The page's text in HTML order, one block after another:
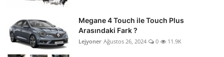
Karşılaştırmalar
Kronik Sorunlar
Bakım & Arıza Çözümleri
Megane 4 Touch ile Touch Plus
Arasındaki Fark ?
Lejyoner Ağustos 26, 2024 0 11.9K